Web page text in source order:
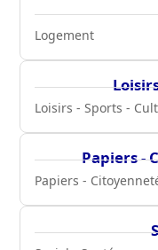
Logement
Loisirs - Sports -
Papiers -
Papiers -